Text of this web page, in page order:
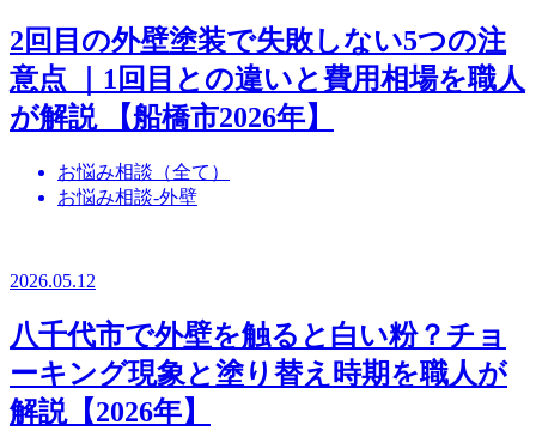
2回目の外壁塗装で失敗しない5つの注
意点 ｜1回目との違いと費用相場を職人
が解説 【船橋市2026年】
お悩み相談（全て）
お悩み相談-外壁
2026.05.12
八千代市で外壁を触ると白い粉？チョ
ーキング現象と塗り替え時期を職人が
解説【2026年】